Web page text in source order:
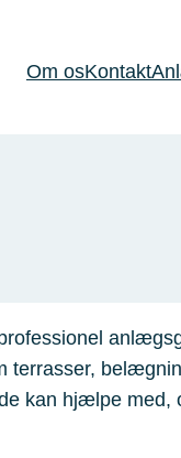
Om osKontakt
kan hjælpe med,